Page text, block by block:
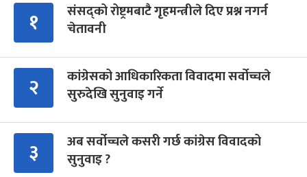
१
संसद्को रोष्ट्रमबाटै गृहमन्त्रीले दिए प्रश्न नगर्न
चेतावनी
२
कांग्रेसको आधिकारिकता विवादमा सर्वोच्चले
सुरुदेखि सुनुवाइ गर्ने
३
अब सर्वोच्चले कसरी गर्छ कांग्रेस विवादको
सुनुवाइ ?